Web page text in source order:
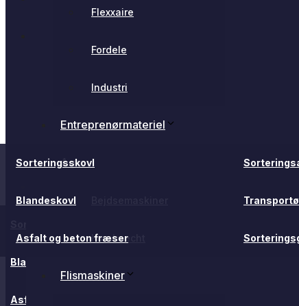
Flexxaire
Fordele
Industri
Entreprenørmateriel
Sorteringsskovl
Blandeskovl
Asfalt og beton fræser
Agro
Kornknecht
Flismaskiner
Blandeskovl
Asfalt og beton fræser